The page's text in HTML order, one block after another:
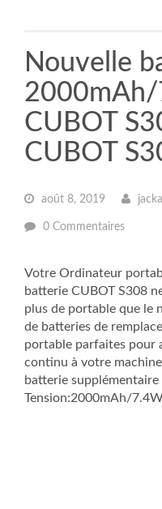
Nouvelle
CUBOT
CUBOT
août 8, 2019
0 Commentaires
Votre Ordinateur
batterie CUBOT S308
plus de portable que le
de batteries de
portable parfaites pour
continu à votre
batterie
Tension:2000mAh/